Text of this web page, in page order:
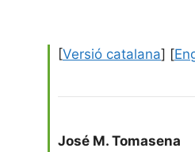
[Versió catalana] [
José M. Tomasena